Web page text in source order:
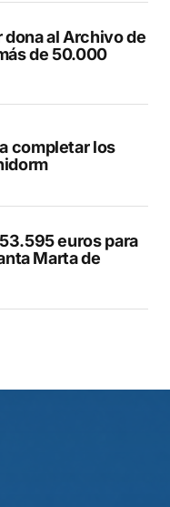
al Archivo de
de 50.000
completar los
euros para
Marta de